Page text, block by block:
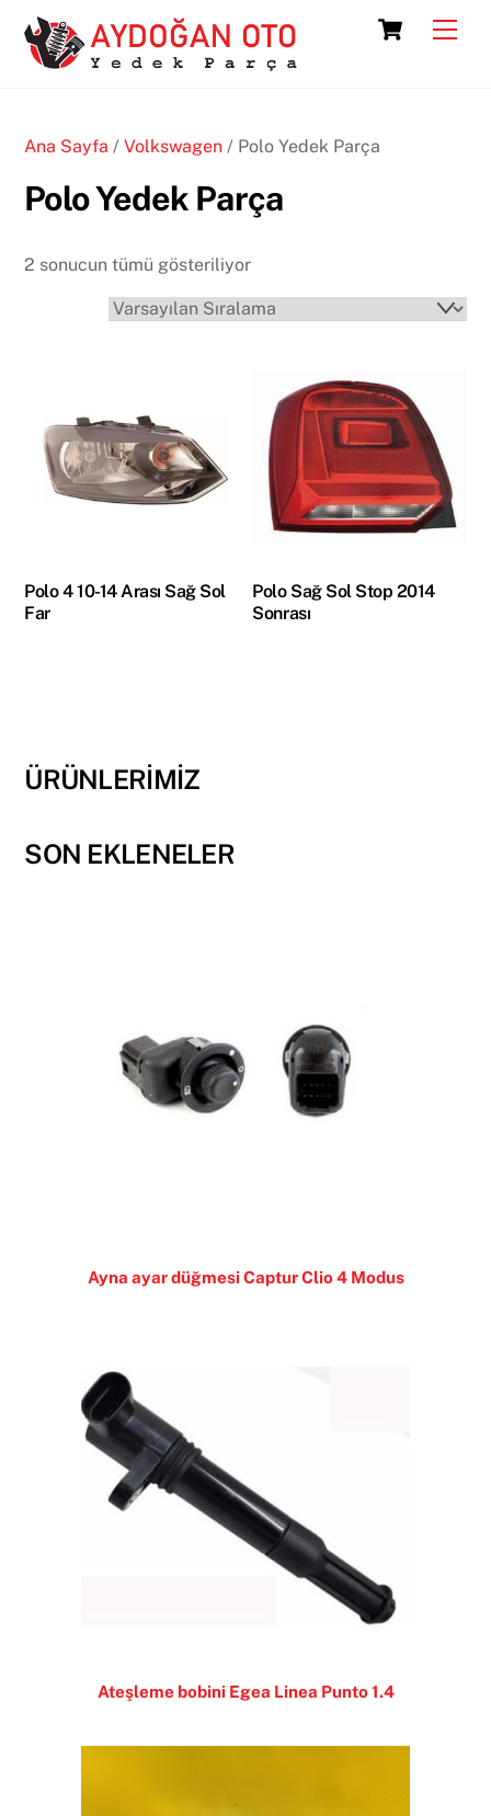
content
Cart
Ana Sayfa /Volkswagen / Polo Yedek Parça
Polo Yedek Parça
2 sonucun tümü gösteriliyor
Polo 4 10-14 Arası Sağ Sol
Far
Polo Sağ Sol Stop 2014
Sonrası
ÜRÜNLERİMİZ
SON EKLENELER
Ayna ayar düğmesi Captur Clio 4 Modus
Ateşleme bobini Egea Linea Punto 1.4